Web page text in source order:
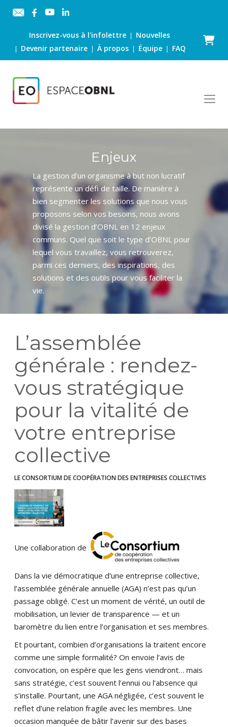
Inscrivez-vous à l'infolettre| Nouvelles
| Devenir partenaire |À propos | Équipe | FAQ
Panier
Enjeux
La gestion d’un organisme à but non lucratif
représente un défi de taille. De manière à
bien segmenter les solutions que nous vous
proposons selon vos besoins, nous avons
divisé la gestion d’OBNL en 12 enjeux
communs. Quel que soit le type d’OBNL pour
lequel vous travaillez, vous retrouverez,
parmi ces derniers, des inspirations, des
solutions et des outils pour vous faciliter la
vie.
L’assemblée
générale : rendez-
vous stratégique
pour la vitalité de
votre entreprise
collective
LE CONSORTIUM DE COOPÉRATION DES ENTREPRISES COLLECTIVES
Une collaboration de
Dans la vie démocratique d’une entreprise collective,
l’assemblée générale annuelle (AGA) n’est pas qu’un
passage obligé. C’est un moment de vérité, un outil de
mobilisation, un levier de transparence — et un
baromètre du lien entre l’organisation et ses membres.
Et pourtant, combien d’organisations la traitent encore
comme une simple formalité? On envoie l’avis de
convocation, on espère que les gens viendront… mais
sans stratégie, c’est souvent l’ennui ou l’absence qui
s’installe. Pourtant, une AGA négligée, c’est souvent le
reflet d’une relation fragile avec les membres. Une
occasion manquée de bâtir l’avenir sur des bases